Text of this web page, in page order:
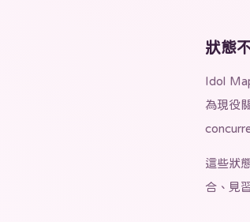
狀態
Idol
為現役
這些狀
合、見